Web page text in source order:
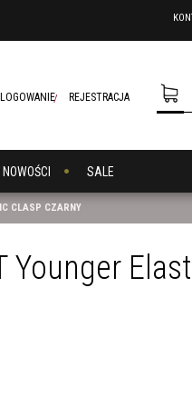
LOGOWANIE REJESTRACJA
NOWOŚCI SALE
CLASP CZARNY
Younger